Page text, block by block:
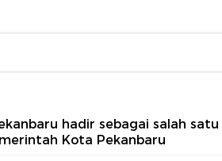
hadir sebagai salah satu
Kota Pekanbaru